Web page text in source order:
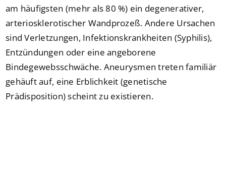
am häufigsten (mehr als 80 %) ein degenerativer,
arteriosklerotischer Wandprozeß. Andere Ursachen
sind Verletzungen, Infektionskrankheiten (Syphilis),
Entzündungen oder eine angeborene
Bindegewebsschwäche. Aneurysmen treten familiär
gehäuft auf, eine Erblichkeit (genetische
Prädisposition) scheint zu existieren.